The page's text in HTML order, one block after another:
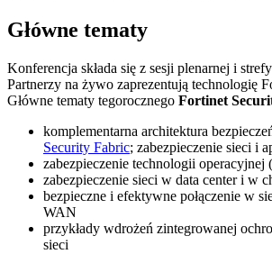
Główne tematy
Konferencja składa się z sesji plenarnej i
Partnerzy na żywo zaprezentują technologię
Główne tematy tegorocznego Fortinet
komplementarna architektura
Security Fabric; zabezpieczenie sieci i
zabezpieczenie technologii operacyjnej
zabezpieczenie sieci w data center i w
bezpieczne i efektywne połączenie w
WAN
przykłady wdrożeń zintegrowanej
sieci